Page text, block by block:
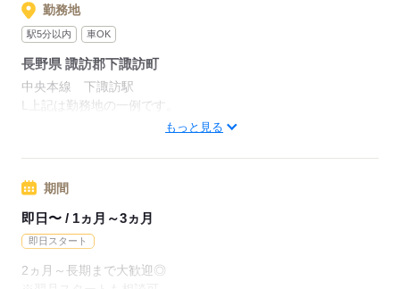
※22時～翌5時の就労は深夜時給適用
※お給料は最短で週払いOK！（規定有）
※残業代は別途全額支給
【月給例】
月給228800円（月22日勤務・実働1日8h）
※未経験の方（無資格）：時給1300円で算出した場合となりま
※交通費全額支給（派遣先による）
※車通勤OK/規定あり
応募する
勤務地
駅5分以内 車OK
長野県 諏訪郡下諏訪町
中央本線 下諏訪駅
L上記は勤務地の一例です。
【他勤務先例】入居施設、デイサービス、ショートステイ、ク
もっと見る
期間
即日〜 / 1ヵ月～3ヵ月
即日スタート
2ヵ月～長期まで大歓迎◎